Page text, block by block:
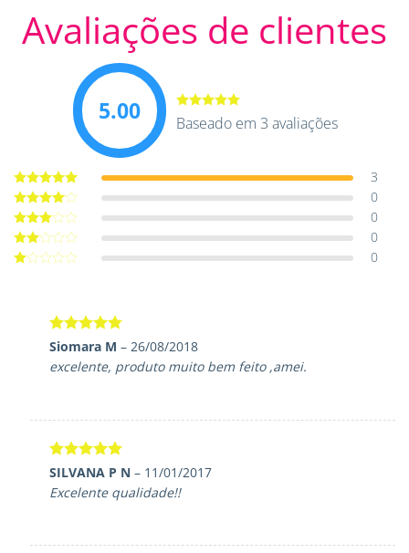
Avaliações de clientes
5.00
Avaliação
5.00de 5
Baseado em 3 avaliações
Avaliação5
de 5
3
Avaliação
4de 5
0
Avaliação
3de 5
0
Avaliação
0
0
Avaliação5
Siomara M– 26/08/2018
excelente, produto muito bem feito ,amei.
Avaliação5
SILVANA P N– 11/01/2017
Excelente qualidade!!